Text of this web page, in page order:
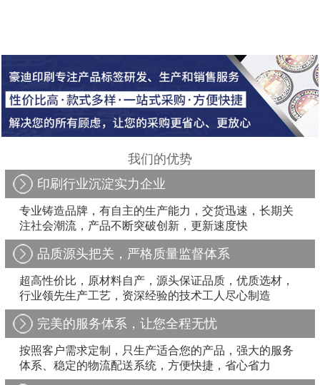
我们的优势
印刷行业沉淀实力企业
专业铸造品牌，有自主的生产能力，交货迅速，长期关
注社会潮流，产品不断突破创新，更新速度快
品质源头把关，严格质量监督体系
超高性价比，原材料自产，源头保证品质，优质选材，
行业领先生产工艺，资深经验的技术工人尽心制造
完美的服务体系，让您全程无忧
按照客户需求定制，只生产适合您的产品，强大的服务
体系、稳定的物流配送系统，方便快捷，省心省力